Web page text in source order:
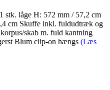
stk. låge H: 572 mm / 57,2 cm
cm Skuffe inkl. fuldudtræk og
skab m. fuld kantning
Blum clip-on hængs (Læs